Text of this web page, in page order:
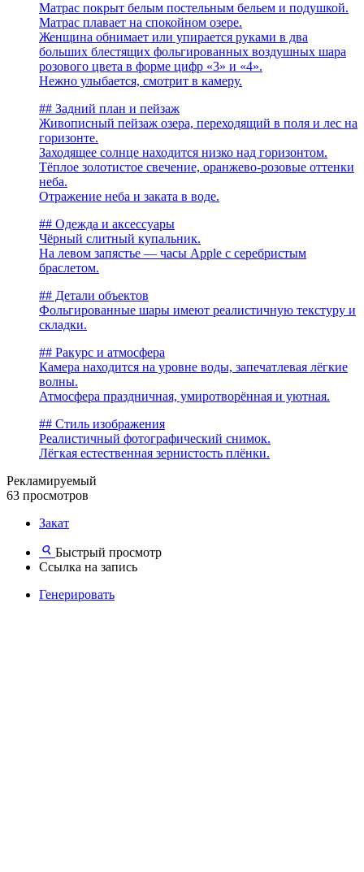
Матрас покрыт белым постельным бельем и подушкой.
Матрас плавает на спокойном озере.
Женщина обнимает или упирается руками в два
больших блестящих фольгированных воздушных шара
розового цвета в форме цифр «3» и «4».
Нежно улыбается, смотрит в камеру.
## Задний план и пейзаж
Живописный пейзаж озера, переходящий в поля и лес на
горизонте.
Заходящее солнце находится низко над горизонтом.
Тёплое золотистое свечение, оранжево-розовые оттенки
неба.
Отражение неба и заката в воде.
## Одежда и аксессуары
Чёрный слитный купальник.
На левом запястье — часы Apple с серебристым
браслетом.
## Детали объектов
Фольгированные шары имеют реалистичную текстуру и
складки.
## Ракурс и атмосфера
Камера находится на уровне воды, запечатлевая лёгкие
волны.
Атмосфера праздничная, умиротворённая и уютная.
## Стиль изображения
Реалистичный фотографический снимок.
Лёгкая естественная зернистость плёнки.
Рекламируемый
63 просмотров
Закат
Быстрый просмотр
Ссылка на запись
Генерировать